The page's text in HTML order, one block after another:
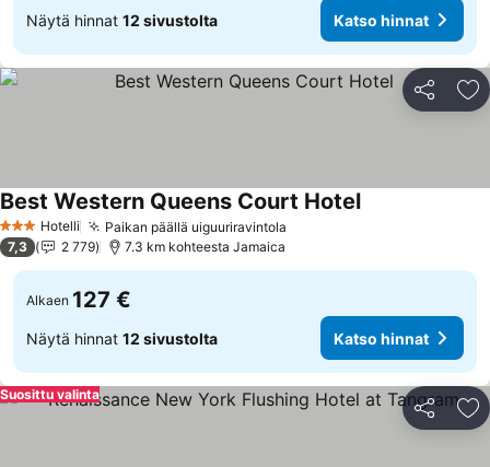
Näytä hinnat 12 sivustolta Katso hinnat
Jaa
3 Tähtiluokitus
Hotelli Paikan päällä uiguuriravintola
Best Western Queens Court HotelKatso hinnat
7,3 2 779 7.3 km kohteesta Jamaica
Alkaen 127 €
Näytä hinnat 12 sivustolta Katso hinnat
Jaa
Suosittu valinta